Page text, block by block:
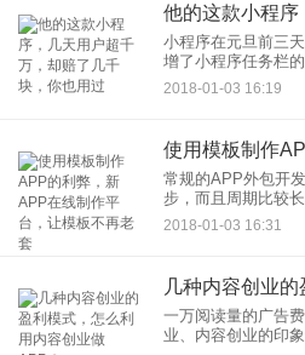
小程序在元旦前三
增了小程序任务栏
并提供小程序间快
发文档和工具。朋
2018-01-03 16:19
常规的APP外包开
步，而且周期比较
APP模板，费用比
化也有不足的地方
2018-01-03 16:31
一万阅读量的广告
业、内容创业的印